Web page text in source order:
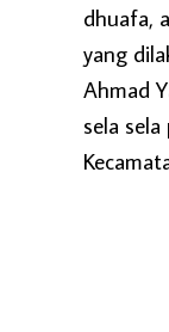
dhuafa,
yang
Ahmad
sela